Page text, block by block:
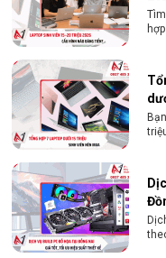
Kích
thước
Micro
uy